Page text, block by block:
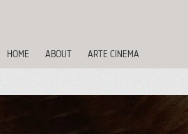
HOME ABOUT ARTE CINEMA